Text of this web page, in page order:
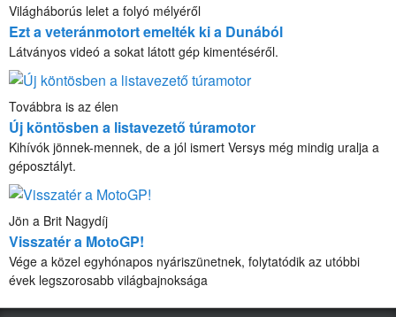
Világháborús lelet a folyó mélyéről
Ezt a veteránmotort emelték ki a Dunából
Látványos videó a sokat látott gép kimentéséről.
Továbbra is az élen
Új köntösben a listavezető túramotor
Kihívók jönnek-mennek, de a jól ismert Versys még mindig uralja a
géposztályt.
Jön a Brit Nagydíj
Visszatér a MotoGP!
Vége a közel egyhónapos nyáriszünetnek, folytatódik az utóbbi
évek legszorosabb világbajnoksága